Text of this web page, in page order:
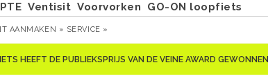
Ventisit Voorvorken GO-ON loopfiets
AANMAKEN » SERVICE »
HEEFT DE PUBLIEKSPRIJS VAN DE VEINE AWARD GEWONNEN